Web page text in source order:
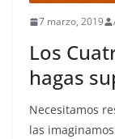
7 marzo, 2019
Los
hagas
Necesitamos
las